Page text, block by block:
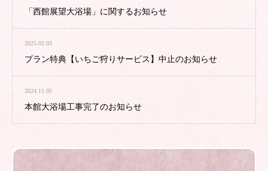
「西館展望大浴場」に関するお知らせ
2025.02.03
プラン特典【いちご狩りサービス】中止のお知らせ
2024.11.05
本館大浴場工事完了のお知らせ